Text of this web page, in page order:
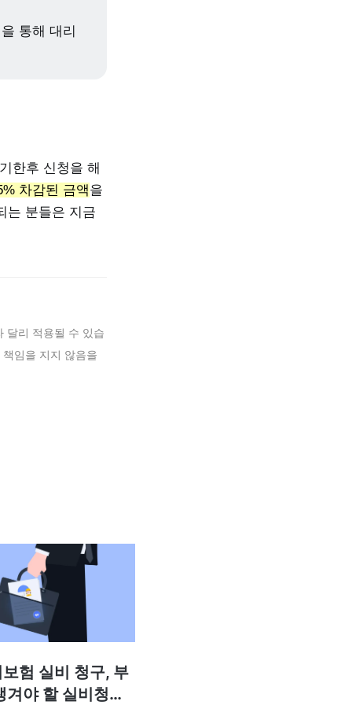
통해 대리
한후 신청을 해
차감된 금액을
는 분들은 지금
달리 적용될 수 있습
임을 지지 않음을
험 실비 청구, 부
겨야 할 실비청구